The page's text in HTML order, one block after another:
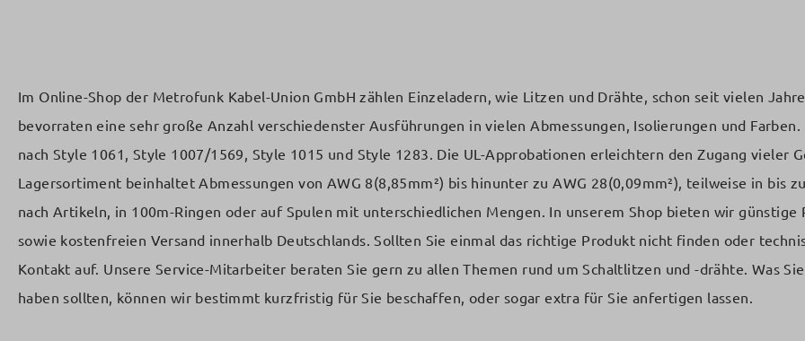
Im Online-Shop der Metrofunk Kabel-Union GmbH zählen Einzeladern, wie Litzen und Drähte, schon seit vielen
bevorraten eine sehr große Anzahl verschiedenster Ausführungen in vielen Abmessungen, Isolierungen und
nach Style 1061, Style 1007/1569, Style 1015 und Style 1283. Die UL-Approbationen erleichtern den Zugang vieler
Lagersortiment beinhaltet Abmessungen von AWG 8(8,85mm²) bis hinunter zu AWG 28(0,09mm²), teilweise in bis
nach Artikeln, in 100m-Ringen oder auf Spulen mit unterschiedlichen Mengen. In unserem Shop bieten wir
sowie kostenfreien Versand innerhalb Deutschlands. Sollten Sie einmal das richtige Produkt nicht finden oder
Kontakt auf. Unsere Service-Mitarbeiter beraten Sie gern zu allen Themen rund um Schaltlitzen und -drähte. Was
haben sollten, können wir bestimmt kurzfristig für Sie beschaffen, oder sogar extra für Sie anfertigen lassen.